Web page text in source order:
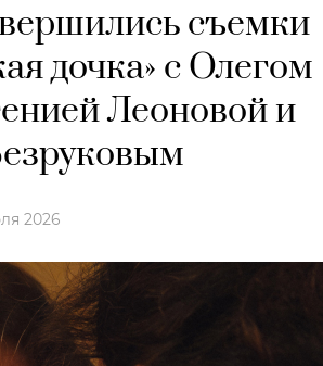
съемки
дочка» с Олегом
Леоновой и
2026